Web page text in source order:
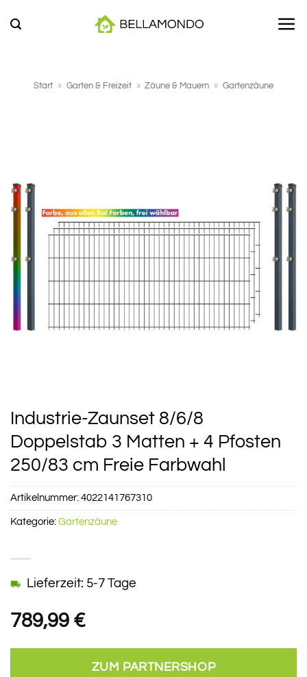
Inhalt
Start » Garten & Freizeit » Zäune & Mauern » Gartenzäune
Industrie-Zaunset 8/6/8
Doppelstab 3 Matten + 4 Pfosten
250/83 cm Freie Farbwahl
789,99 €
Lieferzeit: 5-7 Tage
ZUM PARTNERSHOP
Artikelnummer: 4022141767310
Kategorie: Gartenzäune